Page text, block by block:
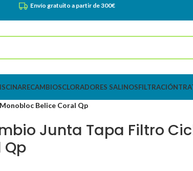
Envío gratuito a partir de 300€
RECAMBIOSCLORADORES SALINOSFILTRACIÓN
Belice Coral Qp
Junta Tapa Filtro
Qp